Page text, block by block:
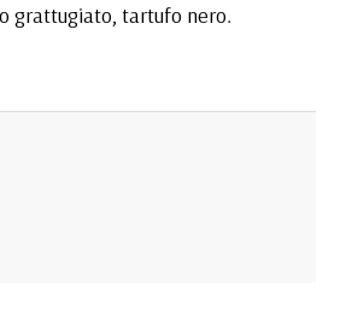
grattugiato, tartufo nero.